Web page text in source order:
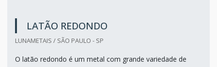
LATÃO REDONDO
LUNAMETAIS / SÃO PAULO - SP
O latão redondo é um metal com grande variedade de